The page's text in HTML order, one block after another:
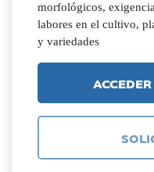
morfológicos,
labores en el cultivo,
y variedades